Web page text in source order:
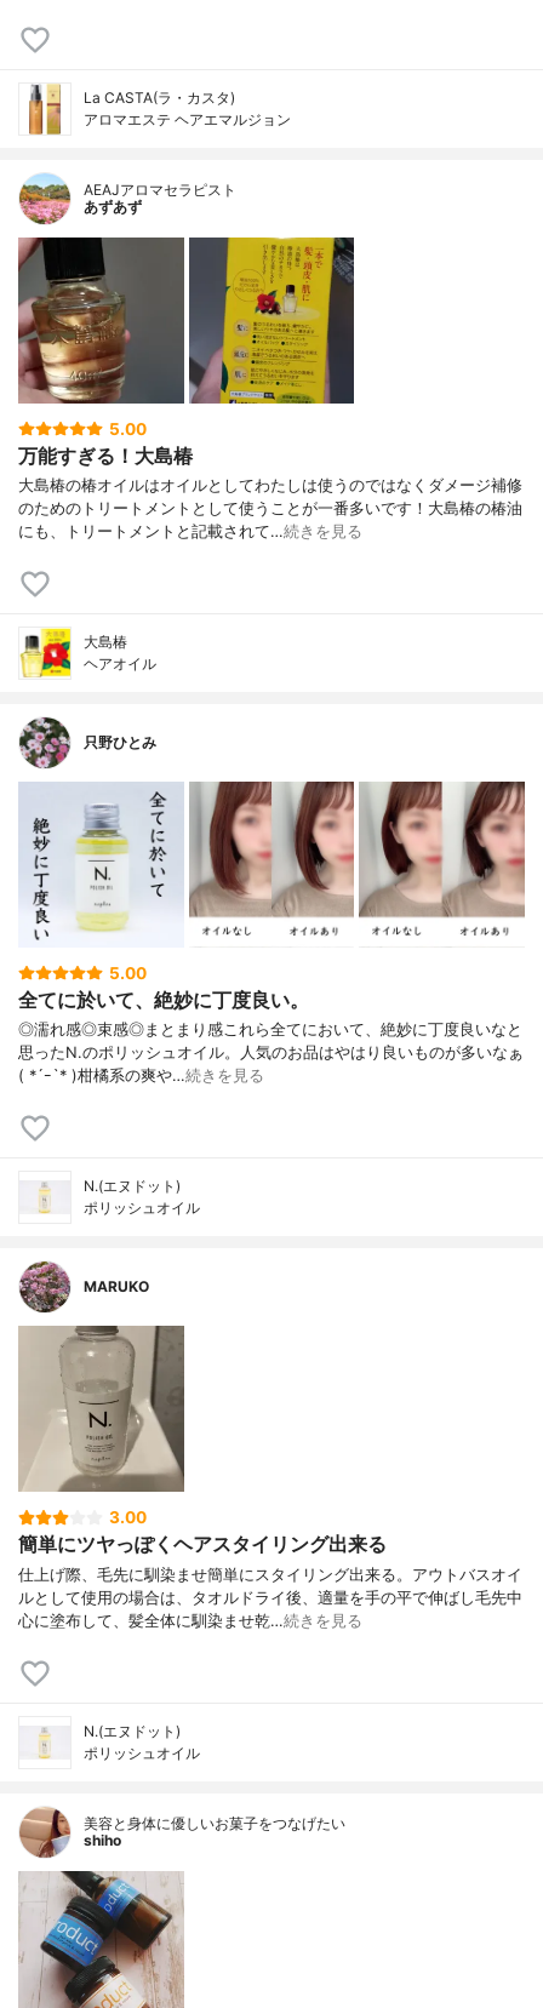
La CASTA(ラ・カスタ)
アロマエステ ヘアエマルジョン
AEAJアロマセラピスト
あずあず
5.00
万能すぎる！大島椿
大島椿の椿オイルはオイルとしてわたしは使うのではなくダメージ補修
のためのトリートメントとして使うことが一番多いです！大島椿の椿油
にも、トリートメントと記載されて…続きを見る
大島椿
ヘアオイル
只野ひとみ
5.00
全てに於いて、絶妙に丁度良い。
◎濡れ感◎束感◎まとまり感これら全てにおいて、絶妙に丁度良いなと
思ったN.のポリッシュオイル。人気のお品はやはり良いものが多いなぁ
( *´ｰ`* )柑橘系の爽や…続きを見る
N.(エヌドット)
ポリッシュオイル
MARUKO
3.00
簡単にツヤっぽくヘアスタイリング出来る
仕上げ際、毛先に馴染ませ簡単にスタイリング出来る。アウトバスオイ
ルとして使用の場合は、タオルドライ後、適量を手の平で伸ばし毛先中
心に塗布して、髪全体に馴染ませ乾…続きを見る
N.(エヌドット)
ポリッシュオイル
美容と身体に優しいお菓子をつなげたい
shiho